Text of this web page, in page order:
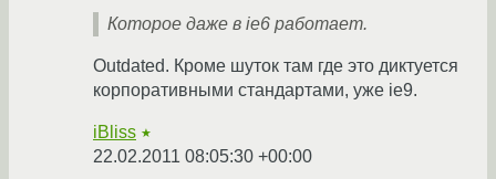
Которое даже в ie6 работает.
Outdated. Кроме шуток там где это диктуется
корпоративными стандартами, уже ie9.
iBliss ★
22.02.2011 08:05:30 +00:00